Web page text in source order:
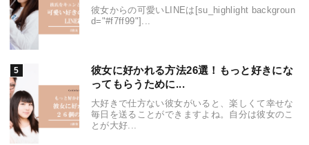
彼女からの可愛いLINEは[su_highlight backgroun
d="#f7ff99"]...
彼女に好かれる方法26選！もっと好きにな
ってもらうために...
大好きで仕方ない彼女がいると、楽しくて幸せな
毎日を送ることができますよね。自分は彼女のこ
とが大好...